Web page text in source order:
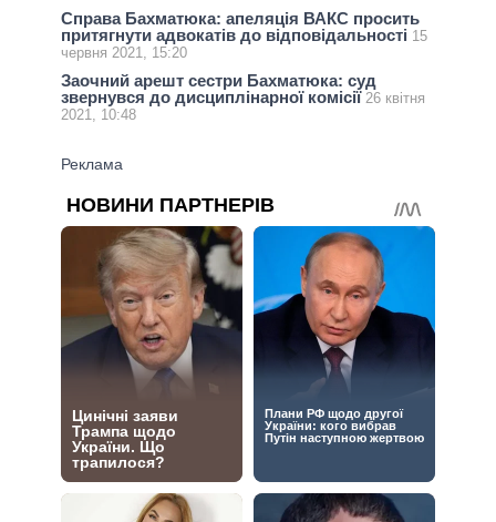
Справа Бахматюка: апеляція ВАКС просить
притягнути адвокатів до відповідальності 15
червня 2021, 15:20
Заочний арешт сестри Бахматюка: суд
звернувся до дисциплінарної комісії 26 квітня
2021, 10:48